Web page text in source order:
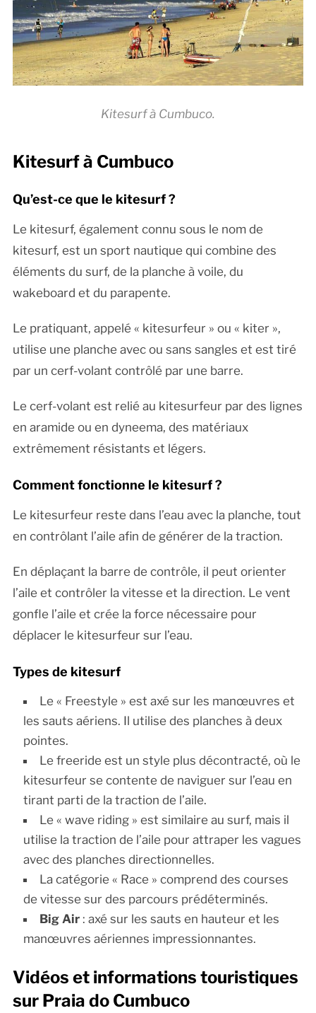
Kitesurf à Cumbuco.
Kitesurf à Cumbuco
Qu’est-ce que le kitesurf ?
Le kitesurf, également connu sous le nom de
kitesurf, est un sport nautique qui combine des
éléments du surf, de la planche à voile, du
wakeboard et du parapente.
Le pratiquant, appelé « kitesurfeur » ou « kiter »,
utilise une planche avec ou sans sangles et est tiré
par un cerf-volant contrôlé par une barre.
Le cerf-volant est relié au kitesurfeur par des lignes
en aramide ou en dyneema, des matériaux
extrêmement résistants et légers.
Comment fonctionne le kitesurf ?
Le kitesurfeur reste dans l’eau avec la planche, tout
en contrôlant l’aile afin de générer de la traction.
En déplaçant la barre de contrôle, il peut orienter
l’aile et contrôler la vitesse et la direction. Le vent
gonfle l’aile et crée la force nécessaire pour
déplacer le kitesurfeur sur l’eau.
Types de kitesurf
Le « Freestyle » est axé sur les manœuvres et
les sauts aériens. Il utilise des planches à deux
pointes.
Le freeride est un style plus décontracté, où le
kitesurfeur se contente de naviguer sur l’eau en
tirant parti de la traction de l’aile.
Le « wave riding » est similaire au surf, mais il
utilise la traction de l’aile pour attraper les vagues
avec des planches directionnelles.
La catégorie « Race » comprend des courses
de vitesse sur des parcours prédéterminés.
Big Air: axé sur les sauts en hauteur et les
manœuvres aériennes impressionnantes.
Vidéos et informations touristiques
sur Praia do Cumbuco